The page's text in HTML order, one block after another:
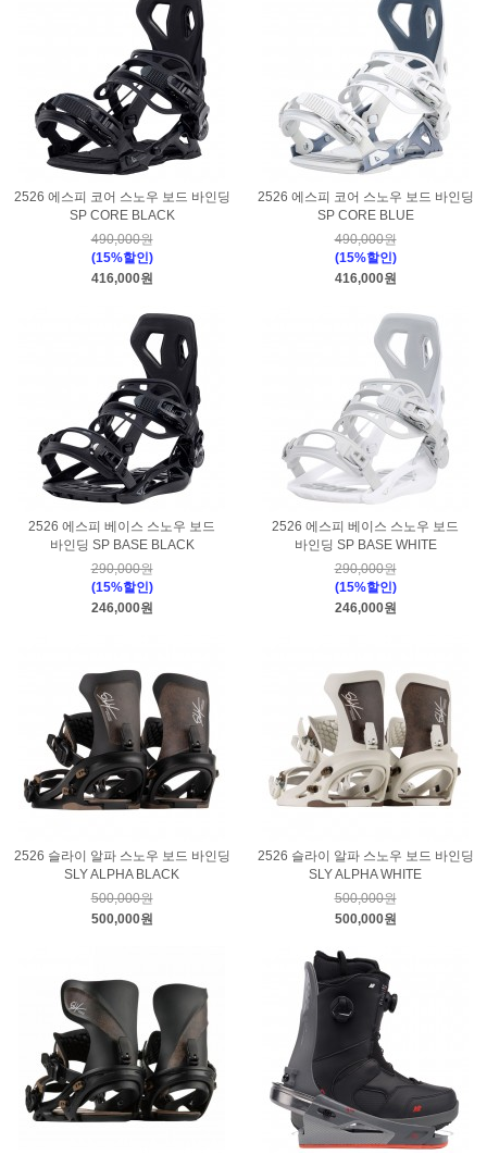
2526 에스피 코어 스노우 보드 바인딩
SP CORE BLACK
490,000원
(15%할인)
416,000원
2526 에스피 코어 스노우 보드 바인딩
SP CORE BLUE
490,000원
(15%할인)
416,000원
2526 에스피 베이스 스노우 보드
바인딩 SP BASE BLACK
290,000원
(15%할인)
246,000원
2526 에스피 베이스 스노우 보드
바인딩 SP BASE WHITE
290,000원
(15%할인)
246,000원
2526 슬라이 알파 스노우 보드 바인딩
SLY ALPHA BLACK
500,000원
500,000원
2526 슬라이 알파 스노우 보드 바인딩
SLY ALPHA WHITE
500,000원
500,000원